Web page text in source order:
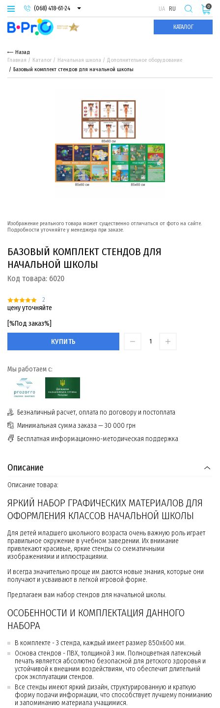
(068) 418-61-24
(093) 974-66-94
(095) 987-29-55
UA RU
КАТАЛОГ
0
Назад
Главная
Каталог Начальная школа
Дополнительное оборудование
Базовый комплект стендов для начальной школы
Изображение реального товара может существенно отличаться от фото на сайте.
Подробности уточняйте у менеджера при заказе.
БАЗОВЫЙ КОМПЛЕКТ СТЕНДОВ ДЛЯ
НАЧАЛЬНОЙ ШКОЛЫ
Код товара: 6020
2
цену уточняйте
[%Под заказ%]
КУПИТЬ
Мы работаем с:
Безналичный расчет, оплата по договору и постоплата
Минимальная сумма заказа — 30 000 грн
Бесплатная информационно-методическая поддержка
Описание
Описание товара:
ЯРКИЙ НАБОР ГРАФИЧЕСКИХ МАТЕРИАЛОВ ДЛЯ
ОФОРМЛЕНИЯ КЛАССОВ НАЧАЛЬНОЙ ШКОЛЫ
Для детей младшего школьного возраста очень важную роль играет
правильное окружение в учебном заведении. Их внимание
привлекают красивые, яркие стенды со схематичными
изображениями и иллюстрациями.
И всегда значительно проще им даются новые знания, которые они
получают и усваивают в легкой игровой форме.
Предлагаем вам набор стендов для начальной школы.
ОСОБЕННОСТИ И КОМПЛЕКТАЦИЯ ДАННОГО
НАБОРА
В комплекте - 3 стенда, каждый имеет размер 850х600 мм.
Основа стендов - ПВХ, толщиной 3 мм. Полноцветная латексный
печать является абсолютно безопасной для детского здоровья и
устойчивой к внешним воздействиям, что обеспечит длительній
срок эксплуатации стендов.
Все стенды имеют яркий дизайн, структурированную и краткую
форму подачи информации, что способствует лучшему пониманию
и запоминанию материала учащимися.